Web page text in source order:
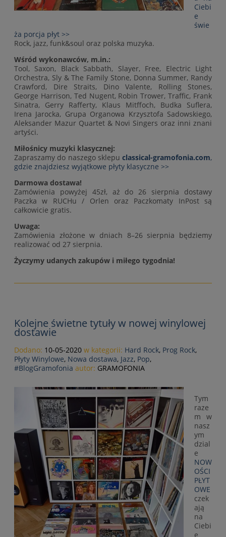
Ciebi
e
świe
ża porcja płyt >>
Rock, jazz, funk&soul oraz polska muzyka.
Wśród wykonawców, m.in.:
Tool, Saxon, Black Sabbath, Slayer, Free, Electric Light
Orchestra, Sly & The Family Stone, Donna Summer, Randy
Crawford, Dire Straits, Dino Valente, Rolling Stones,
George Harrison, Ted Nugent, Robin Trower, Traffic, Frank
Sinatra, Gerry Rafferty, Klaus Mitffoch, Budka Suflera,
Irena Jarocka, Grupa Organowa Krzysztofa Sadowskiego,
Aleksander Mazur Quartet & Novi Singers oraz inni znani
artyści.
Miłośnicy muzyki klasycznej:
Zapraszamy do naszego sklepu classical-gramofonia.com,
gdzie znajdziesz wyjątkowe płyty klasyczne >>
Darmowa dostawa!
Zamówienia powyżej 45zł, aż do 26 sierpnia dostawy
Paczka w RUCHu / Orlen oraz Paczkomaty InPost są
całkowicie gratis.
Uwaga:
Zamówienia złożone w dniach 8–26 sierpnia będziemy
realizować od 27 sierpnia.
Życzymy udanych zakupów i miłego tygodnia!
Kolejne świetne tytuły w nowej winylowej
dostawie
Dodano: 10-05-2020 w kategorii: Hard Rock, Prog Rock,
Płyty Winylowe, Nowa dostawa, Jazz, Pop,
#BlogGramofonia autor: GRAMOFONIA
Tym
raze
m w
nasz
ym
dzial
e
NOW
OŚCI
PŁYT
OWE
czek
ają
na
Ciebi
e